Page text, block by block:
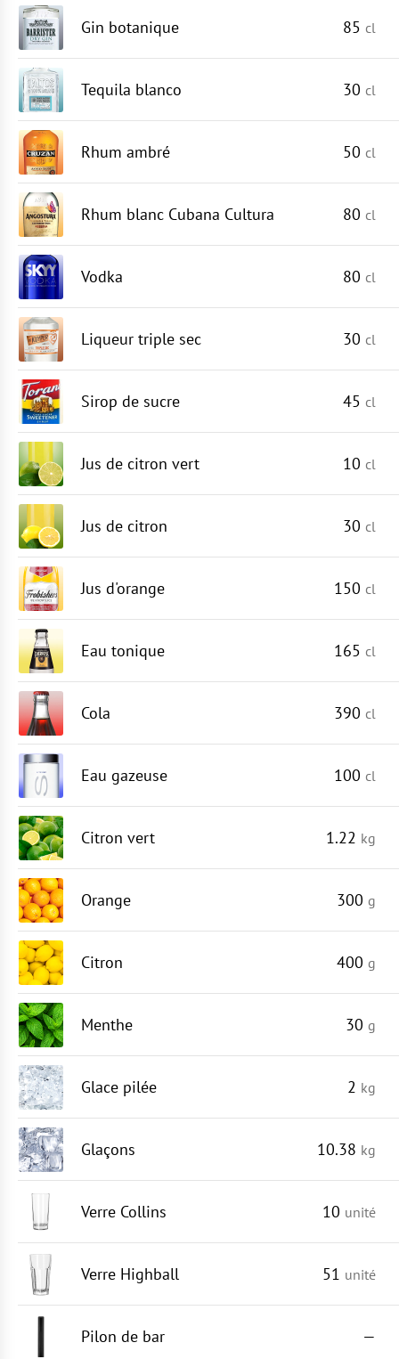
Gin botanique 85 cl
Tequila blanco 30 cl
Rhum ambré 50 cl
Rhum blanc Cubana Cultura 80 cl
Vodka 80 cl
Liqueur triple sec 30 cl
Sirop de sucre 45 cl
Jus de citron vert 10 cl
Jus de citron 30 cl
Jus d'orange 150 cl
Eau tonique 165 cl
Cola 390 cl
Eau gazeuse 100 cl
Citron vert 1.22 kg
Orange 300 g
Citron 400 g
Menthe 30 g
Glace pilée 2 kg
Glaçons 10.38 kg
Verre Collins 10 unité
Verre Highball 51 unité
Pilon de bar —